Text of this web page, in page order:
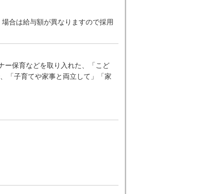
合は給与額が異なりますので採用
ー保育などを取り入れた、「こど
「子育てや家事と両立して」「家